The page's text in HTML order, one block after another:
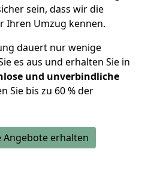
sein, dass wir die
Ihren Umzug kennen.
dauert nur wenige
es aus und erhalten Sie in
und unverbindliche
Sie bis zu 60 % der
Angebote erhalten